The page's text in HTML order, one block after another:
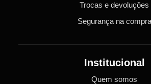
Trocas e devoluções
Segurança na compra
Institucional
Quem somos